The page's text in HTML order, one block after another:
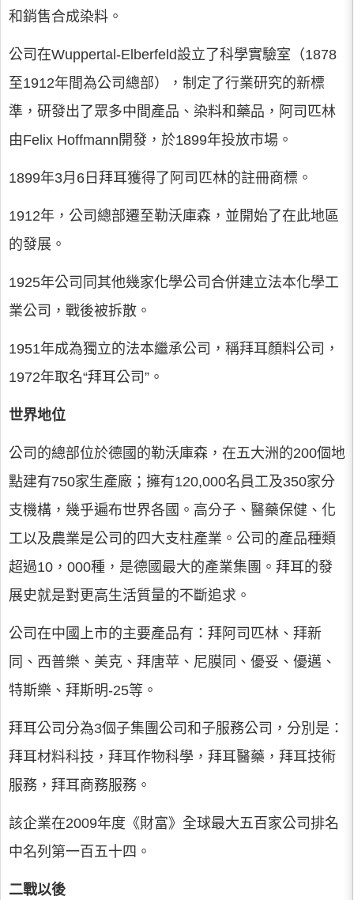
和銷售合成染料。
公司在Wuppertal-Elberfeld設立了科學實驗室（1878
至1912年間為公司總部），制定了行業研究的新標
準，研發出了眾多中間產品、染料和藥品，阿司匹林
由Felix Hoffmann開發，於1899年投放市場。
1899年3月6日拜耳獲得了阿司匹林的註冊商標。
1912年，公司總部遷至勒沃庫森，並開始了在此地區
的發展。
1925年公司同其他幾家化學公司合併建立法本化學工
業公司，戰後被拆散。
1951年成為獨立的法本繼承公司，稱拜耳顏料公司，
1972年取名“拜耳公司”。
世界地位
公司的總部位於德國的勒沃庫森，在五大洲的200個地
點建有750家生產廠；擁有120,000名員工及350家分
支機構，幾乎遍布世界各國。高分子、醫藥保健、化
工以及農業是公司的四大支柱產業。公司的產品種類
超過10，000種，是德國最大的產業集團。拜耳的發
展史就是對更高生活質量的不斷追求。
公司在中國上市的主要產品有：拜阿司匹林、拜新
同、西普樂、美克、拜唐苹、尼膜同、優妥、優邁、
特斯樂、拜斯明-25等。
拜耳公司分為3個子集團公司和子服務公司，分別是：
拜耳材料科技，拜耳作物科學，拜耳醫藥，拜耳技術
服務，拜耳商務服務。
該企業在2009年度《財富》全球最大五百家公司排名
中名列第一百五十四。
二戰以後